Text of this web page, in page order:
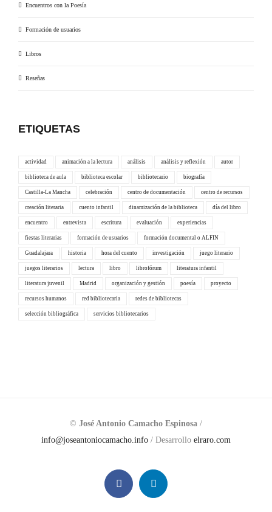
Encuentros con la Poesía
Formación de usuarios
Libros
Reseñas
ETIQUETAS
actividad animación a la lectura análisis análisis y reflexión autor
biblioteca de aula biblioteca escolar bibliotecario biografía
Castilla-La Mancha celebración centro de documentación centro de recursos
creación literaria cuento infantil dinamización de la biblioteca día del libro
encuentro entrevista escritura evaluación experiencias
fiestas literarias formación de usuarios formación documental o ALFIN
Guadalajara historia hora del cuento investigación juego literario
juegos literarios lectura libro librofórum literatura infantil
literatura juvenil Madrid organización y gestión poesía proyecto
recursos humanos red bibliotecaria redes de bibliotecas
selección bibliográfica servicios bibliotecarios
© José Antonio Camacho Espinosa /
info@joseantoniocamacho.info / Desarrollo elraro.com
FacebookLinkedIn